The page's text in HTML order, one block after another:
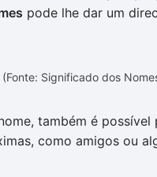
pode lhe dar um
(Fonte: Significado dos
também é
como amigos ou